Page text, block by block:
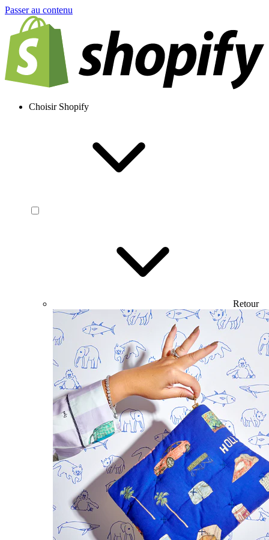
Passer au contenu
Choisir Shopify
Retour